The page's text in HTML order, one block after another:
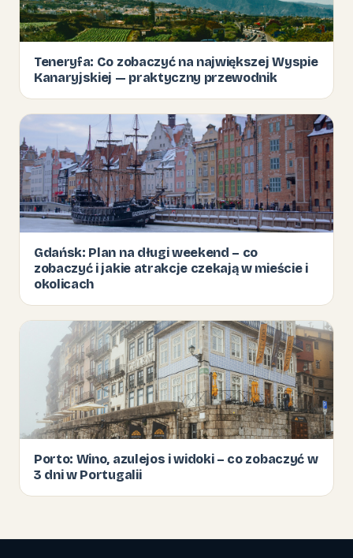
Teneryfa: Co zobaczyć na największej Wyspie
Kanaryjskiej — praktyczny przewodnik
Gdańsk: Plan na długi weekend – co
zobaczyć i jakie atrakcje czekają w mieście i
okolicach
Porto: Wino, azulejos i widoki – co zobaczyć w
3 dni w Portugalii